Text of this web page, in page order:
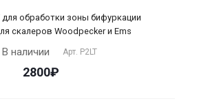
для обработки зоны бифуркации
скалеров Woodpecker и Ems
В наличии Арт. P2LT
2800₽